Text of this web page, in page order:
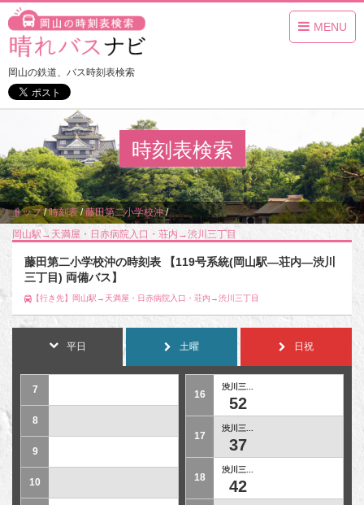
MENU
岡山の鉄道、バス時刻表検索
時刻表検索
トップ/時刻表/藤田第二小学校沖/
岡山駅→天満屋・日赤病院入口・荘内→渋川三丁目
藤田第二小学校沖の時刻表 【119号系統(岡山駅―荘内―渋川
三丁目) 両備バス】
【行き先】岡山駅→天満屋・日赤病院入口・荘内→渋川三丁目
平日 土曜 日祝
7
8
9
10
16
渋川三...
52
17
渋川三...
37
18
渋川三...
42